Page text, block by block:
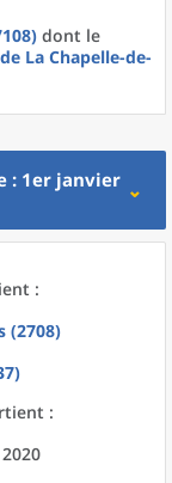
dont le
de La Chapelle-de-
: 1er janvier
:
(2708)
: